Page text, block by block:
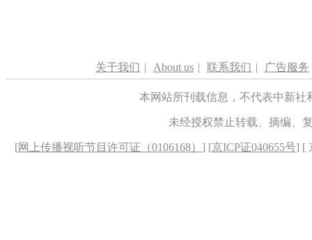
关于我们 | About us | 联系我们 | 广告服务
本网站所刊载信息，不代表中新
未经授权禁止转载、摘编、
[网上传播视听节目许可证（0106168） ] [京ICP证040655号] [